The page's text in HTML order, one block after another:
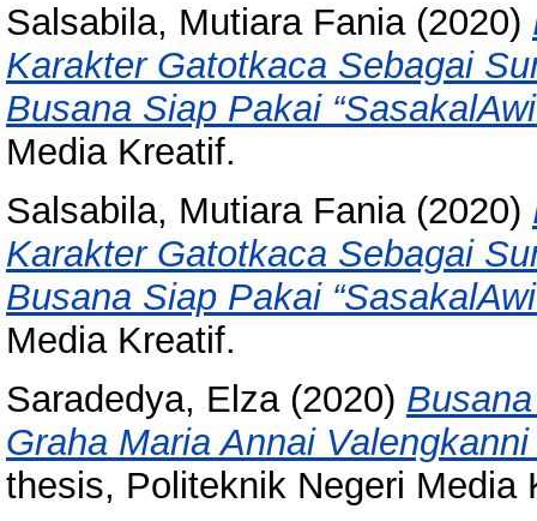
Salsabila, Mutiara Fania(2020)
Karakter Gatotkaca Sebagai
Busana Siap Pakai
Media Kreatif.
Salsabila, Mutiara Fania(2020)
Karakter Gatotkaca Sebagai
Busana Siap Pakai
Media Kreatif.
Saradedya, Elza(2020)
Graha Maria Annai
thesis, Politeknik Negeri Media